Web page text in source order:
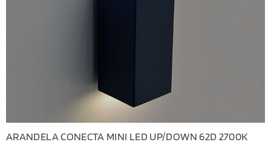
ARANDELA CONECTA MINI LED UP/DOWN 62D 2700K